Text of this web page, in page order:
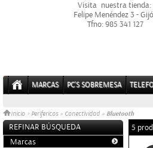
Visita nuestra tienda:
Felipe Menéndez 3 -
Tfno: 985 341 127
MARCAS PC'S SOBREMESA
Inicio > Perifericos » Conectividad » Bluetooth
REFINAR BÚSQUEDA
Marcas
5